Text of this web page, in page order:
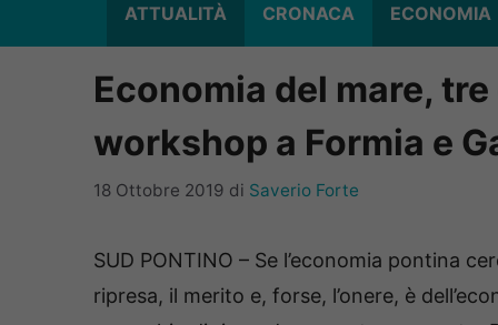
ATTUALITÀ CRONACA ECONOMIA
Economia del mare,
workshop a Formia e
18 Ottobre 2019 di Saverio Forte
SUD PONTINO – Se l’economia pontina
ripresa, il merito e, forse, l’onere, è